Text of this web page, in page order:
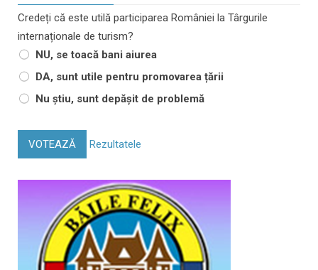
Credeți că este utilă participarea României la Târgurile
internaționale de turism?
NU, se toacă bani aiurea
DA, sunt utile pentru promovarea țării
Nu știu, sunt depășit de problemă
VOTEAZĂ Rezultatele